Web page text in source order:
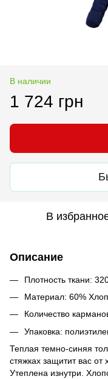
В наличии
1 724 грн
В
Описание
Плотность ткани:
Материал: 60%
Количество
Упаковка:
Теплая темно-синяя
стяжках защитит вас от
Утеплена изнутри.